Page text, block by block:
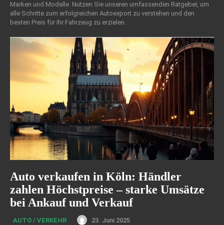
Marken und Modelle. Nutzen Sie unseren umfassenden Ratgeber, um
alle Schritte zum erfolgreichen Autoexport zu verstehen und den
besten Preis für Ihr Fahrzeug zu erzielen.
Auto verkaufen in Köln: Händler
zahlen Höchstpreise – starke Umsätze
bei Ankauf und Verkauf
AUTO / VERKEHR
23. Juni 2025